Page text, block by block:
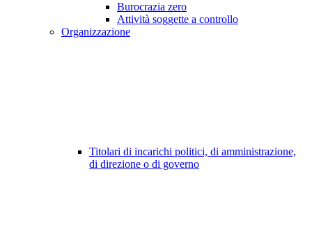
Burocrazia zero
Attività soggette a controllo
Organizzazione
Titolari di incarichi politici, di amministrazione,
di direzione o di governo